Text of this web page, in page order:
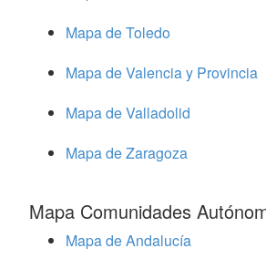
Mapa de Toledo
Mapa de Valencia y Provincia
Mapa de Valladolid
Mapa de Zaragoza
Mapa Comunidades
Mapa de Andalucía